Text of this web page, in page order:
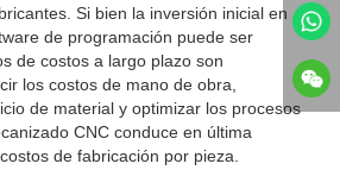
Si bien la inversión inicial en
de programación puede ser
de costos a largo plazo son
los costos de mano de obra,
de material y optimizar los procesos
CNC conduce en última
de fabricación por pieza.